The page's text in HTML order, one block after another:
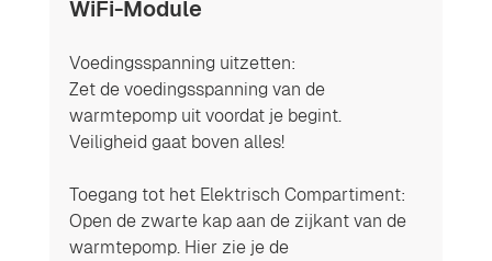
WiFi-Module
Voedingsspanning uitzetten:
Zet de voedingsspanning van de
warmtepomp uit voordat je begint.
Veiligheid gaat boven alles!
Toegang tot het Elektrisch Compartiment:
Open de zwarte kap aan de zijkant van de
warmtepomp. Hier zie je de